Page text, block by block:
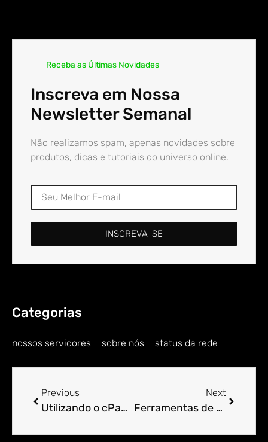
Receba as Últimas Novidades
Inscreva em Nossa
Newsletter Semanal
Não realizamos spam, apenas novidades sobre
produtos, dicas e tutoriais do universo online.
INSCREVA-SE
Categorias
nossos servidores sobre nós status da rede
Previous
Utilizando o cPanel para Gerenciar Containers e Microservices.
Next
Ferramentas de Backup e Restauração de Sites no cPanel.